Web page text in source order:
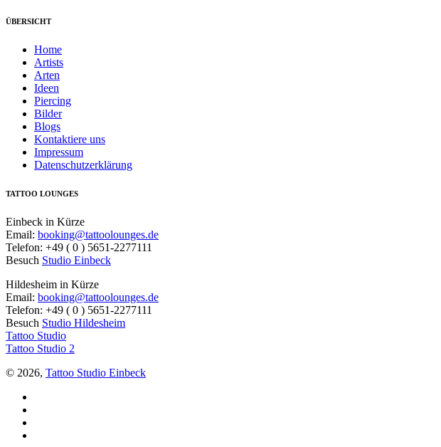
ÜBERSICHT
Home
Artists
Arten
Ideen
Piercing
Bilder
Blogs
Kontaktiere uns
Impressum
Datenschutzerklärung
TATTOO LOUNGES
Einbeck in Kürze
Email: booking@tattoolounges.de
Telefon: +49 ( 0 ) 5651-2277111
Besuch Studio Einbeck
Hildesheim in Kürze
Email: booking@tattoolounges.de
Telefon: +49 ( 0 ) 5651-2277111
Besuch Studio Hildesheim
Tattoo Studio
Tattoo Studio 2
© 2026, Tattoo Studio Einbeck